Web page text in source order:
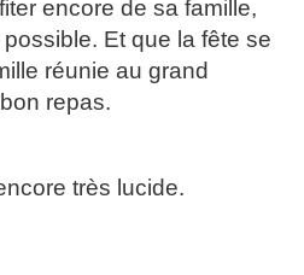
encore de sa famille,
Et que la fête se
réunie au grand
repas.
très lucide.